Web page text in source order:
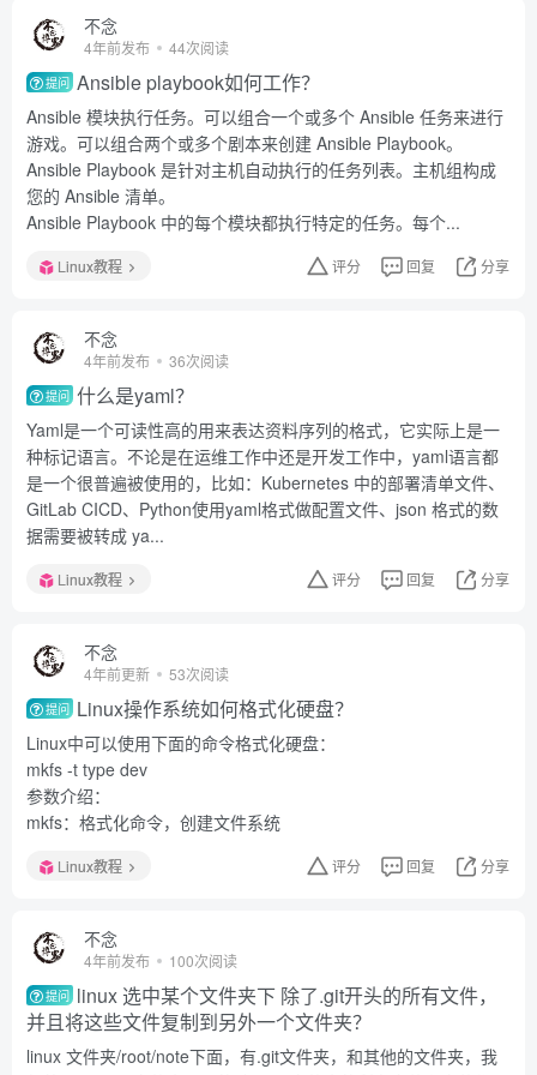
不念
4年前发布 44次阅读
提问 Ansible playbook如何工作？
Ansible 模块执行任务。可以组合一个或多个 Ansible 任务来进行
游戏。可以组合两个或多个剧本来创建 Ansible Playbook。
Ansible Playbook 是针对主机自动执行的任务列表。主机组构成
您的 Ansible 清单。
Ansible Playbook 中的每个模块都执行特定的任务。每个...
Linux教程 评分 回复 分享
不念
4年前发布 36次阅读
提问 什么是yaml？
Yaml是一个可读性高的用来表达资料序列的格式，它实际上是一
种标记语言。不论是在运维工作中还是开发工作中，yaml语言都
是一个很普遍被使用的，比如：Kubernetes 中的部署清单文件、
GitLab CICD、Python使用yaml格式做配置文件、json 格式的数
据需要被转成 ya...
Linux教程 评分 回复 分享
不念
4年前更新 53次阅读
提问 Linux操作系统如何格式化硬盘？
Linux中可以使用下面的命令格式化硬盘：
mkfs -t type dev
参数介绍：
mkfs：格式化命令，创建文件系统
Linux教程 评分 回复 分享
不念
4年前发布 100次阅读
提问 linux 选中某个文件夹下 除了.git开头的所有文件，
并且将这些文件复制到另外一个文件夹？
linux 文件夹/root/note下面，有.git文件夹，和其他的文件夹，我